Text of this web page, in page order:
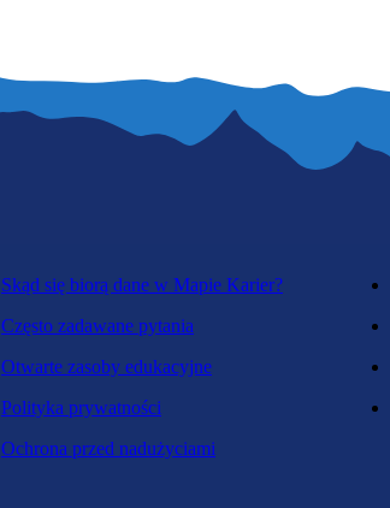
Skąd się biorą dane w Mapie Karier?
Często zadawane pytania
Otwarte zasoby edukacyjne
Polityka prywatności
Ochrona przed nadużyciami